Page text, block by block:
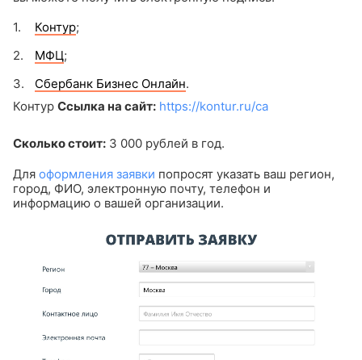
Контур;
МФЦ;
Сбербанк Бизнес Онлайн.
Контур Ссылка на сайт: https://kontur.ru/ca
Сколько стоит: 3 000 рублей в год.
Для оформления заявки попросят указать ваш регион,
город, ФИО, электронную почту, телефон и
информацию о вашей организации.